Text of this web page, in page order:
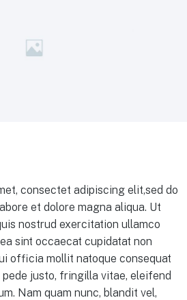
consectet adipiscing elit,sed do
et dolore magna aliqua. Ut
nostrud exercitation ullamco
sint occaecat cupidatat non
officia mollit natoque consequat
pede justo, fringilla vitae, eleifend
Nam quam nunc, blandit vel,